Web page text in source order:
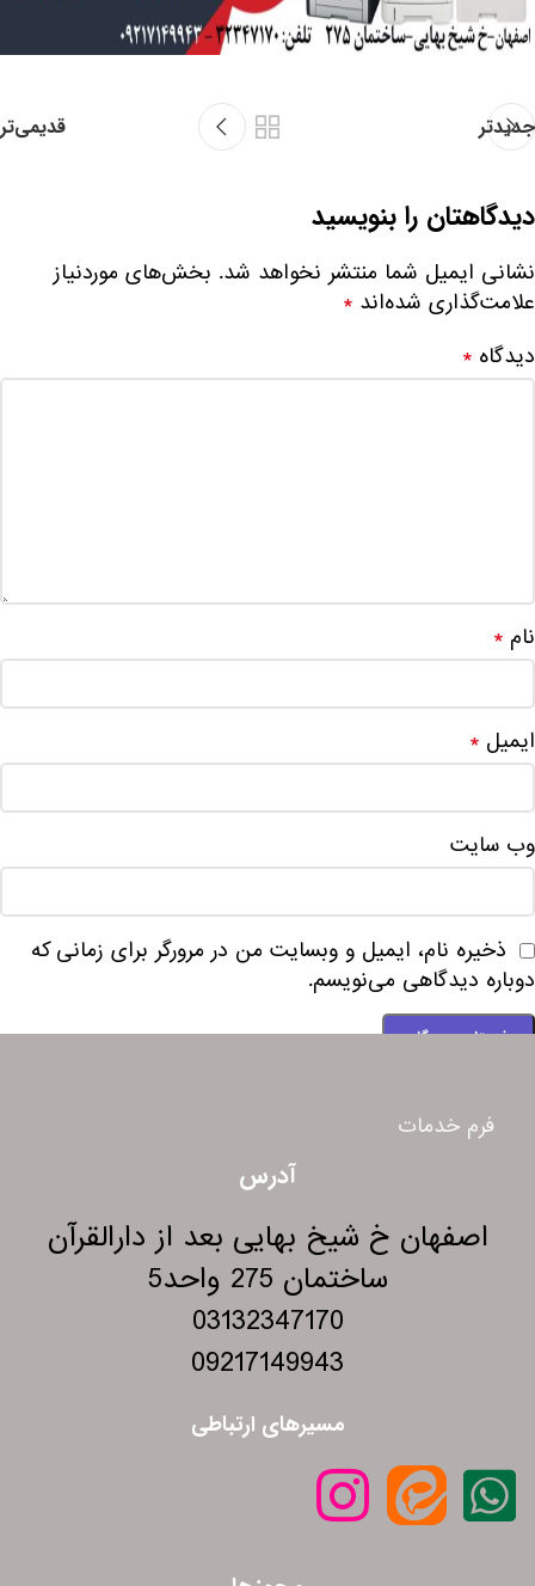
جدیدتر قدیمی‌تر
دیدگاهتان را بنویسید
نشانی ایمیل شما منتشر نخواهد شد. بخش‌های موردنیاز
علامت‌گذاری شده‌اند *
دیدگاه *
نام *
ایمیل *
وب‌ سایت
ذخیره نام، ایمیل و وبسایت من در مرورگر برای زمانی که
دوباره دیدگاهی می‌نویسم.
فرم خدمات
آدرس
اصفهان خ شیخ بهایی بعد از دارالقرآن
ساختمان 275 واحد5
03132347170
09217149943
مسیرهای ارتباطی